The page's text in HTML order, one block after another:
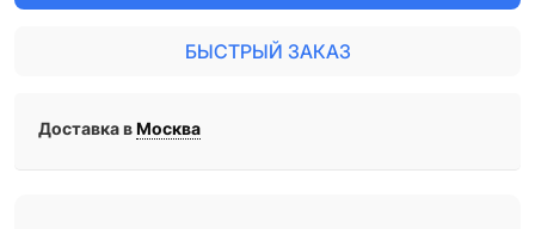
БЫСТРЫЙ ЗАКАЗ
Доставка вМосква